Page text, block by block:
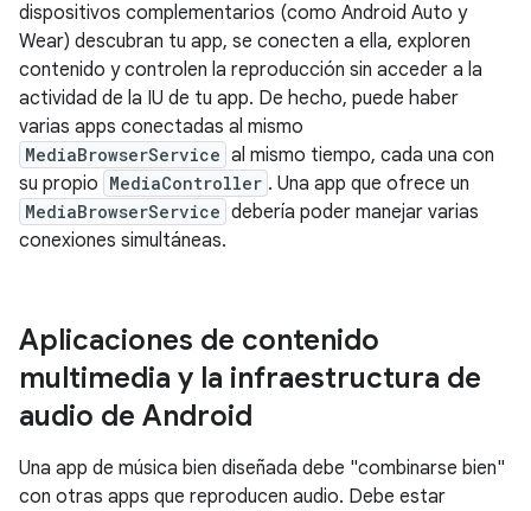
dispositivos complementarios (como Android Auto y
Wear) descubran tu app, se conecten a ella, exploren
contenido y controlen la reproducción sin acceder a la
actividad de la IU de tu app. De hecho, puede haber
varias apps conectadas al mismo
MediaBrowserService al mismo tiempo, cada una con
su propio MediaController . Una app que ofrece un
MediaBrowserService debería poder manejar varias
conexiones simultáneas.
Aplicaciones de contenido
multimedia y la infraestructura de
audio de Android
Una app de música bien diseñada debe "combinarse bien"
con otras apps que reproducen audio. Debe estar